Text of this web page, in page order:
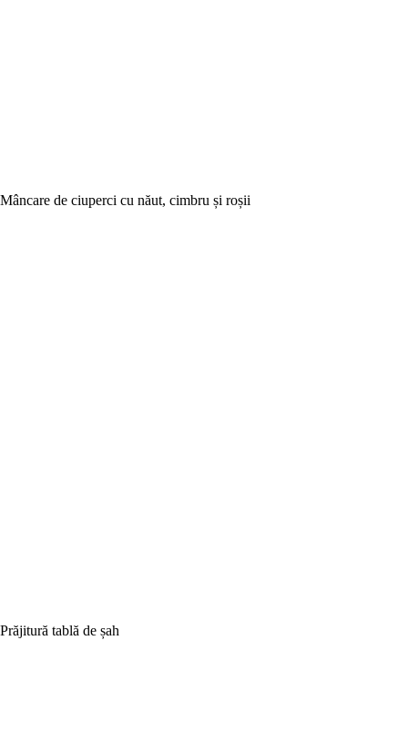
Mâncare de ciuperci cu năut, cimbru și roșii
Prăjitură tablă de șah